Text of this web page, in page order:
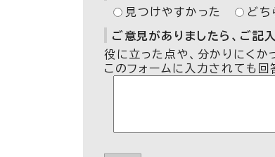
見つけやすかった
どち
ご意見がありましたら、ご記
役に立った点や、分かりにくか
このフォームに入力されても回